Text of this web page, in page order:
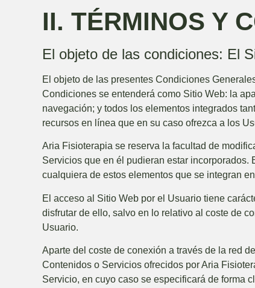
II. TÉRMINOS Y
El objeto de las condiciones: El
El objeto de las presentes Condiciones
Condiciones se entenderá como Sitio Web: la
navegación; y todos los elementos integrados
recursos en línea que en su caso ofrezca a los
Aria Fisioterapia se reserva la facultad de
Servicios que en él pudieran estar
cualquiera de estos elementos que se integran
El acceso al Sitio Web por el Usuario tiene
disfrutar de ello, salvo en lo relativo al coste de
Usuario.
Aparte del coste de conexión a través de la red
Contenidos o Servicios ofrecidos porAria
Servicio, en cuyo caso se especificará de forma